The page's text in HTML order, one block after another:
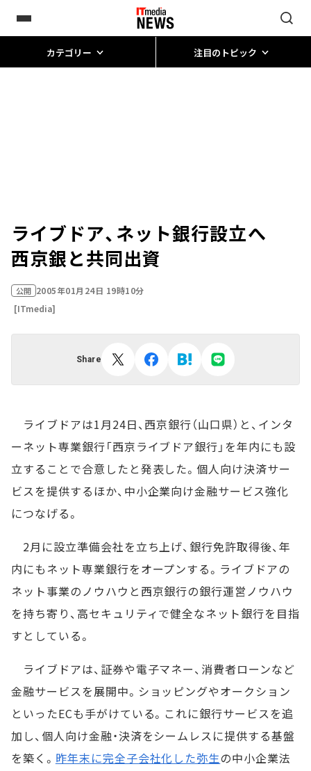
カテゴリー 注目のトピック
ライブドア、ネット銀行設立へ
西京銀と共同出資
公開 2005年01月24日 19時10分
[ITmedia]
Share
ライブドアは1月24日、西京銀行（山口県）と、インタ
ーネット専業銀行「西京ライブドア銀行」を年内にも設
立することで合意したと発表した。個人向け決済サー
ビスを提供するほか、中小企業向け金融サービス強化
につなげる。
2月に設立準備会社を立ち上げ、銀行免許取得後、年
内にもネット専業銀行をオープンする。ライブドアの
ネット事業のノウハウと西京銀行の銀行運営ノウハウ
を持ち寄り、高セキュリティで健全なネット銀行を目指
すとしている。
ライブドアは、証券や電子マネー、消費者ローンなど
金融サービスを展開中。ショッピングやオークション
といったECも手がけている。これに銀行サービスを追
加し、個人向け金融・決済をシームレスに提供する基盤
を築く。 昨年末に完全子会社化した弥生の中小企業法